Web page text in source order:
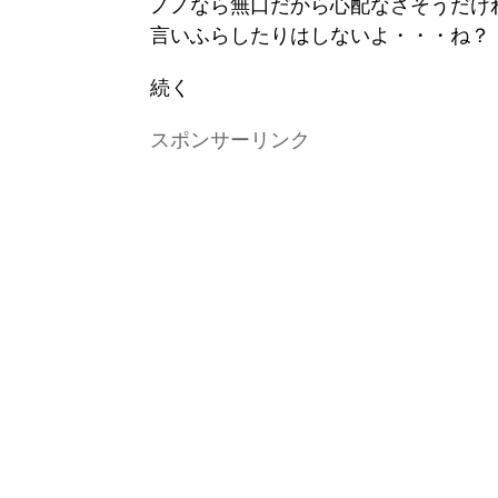
ノノなら無口だから心配なさそうだけ
言いふらしたりはしないよ・・・ね？
続く
スポンサーリンク